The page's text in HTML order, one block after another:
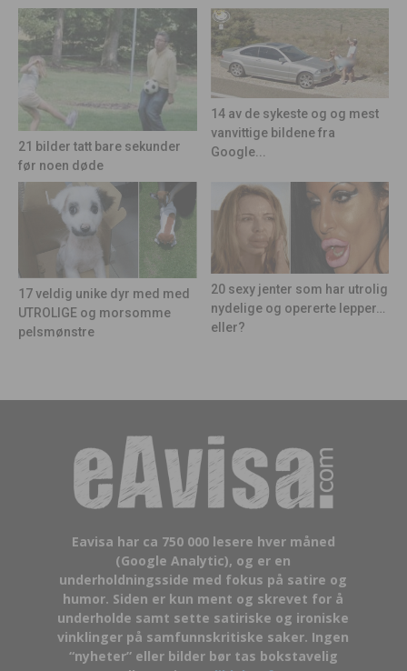
21 bilder tatt bare sekunder
før noen døde
14 av de sykeste og og mest
vanvittige bildene fra
Google...
17 veldig unike dyr med med
UTROLIGE og morsomme
pelsmønstre
20 sexy jenter som har utrolig
nydelige og opererte lepper…
eller?
Eavisa har ca 750 000 lesere hver måned
(Google Analytic), og er en
underholdningsside med fokus på satire og
humor. Siden er kun ment og skrevet for å
underholde samt sette satiriske og ironiske
vinklinger på samfunnskritiske saker. Ingen
“nyheter” eller bilder bør tas bokstavelig